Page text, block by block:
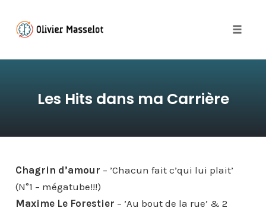
Les Hits dans ma Carrière
Chagrin d’amour – ’Chacun fait c’qui lui plait’
(N°1 – mégatube!!!)
Maxime Le Forestier – ’Au bout de la rue’ & 2